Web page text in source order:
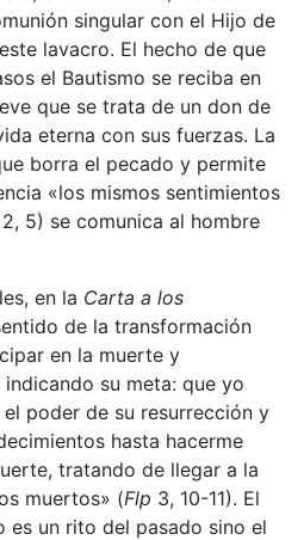
singular con el Hijo de
lavacro. El hecho de que
el Bautismo se reciba en
que se trata de un don de
eterna con sus fuerzas. La
borra el pecado y permite
«los mismos sentimientos
2, 5) se comunica al hombre
en la Carta a los
de la transformación
en la muerte y
su meta: que yo
poder de su resurrección y
hasta hacerme
tratando de llegar a la
muertos» (Flp 3, 10-11). El
es un rito del pasado sino el